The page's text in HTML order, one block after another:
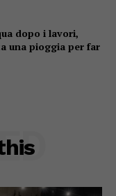
dopo i lavori,
una pioggia per far